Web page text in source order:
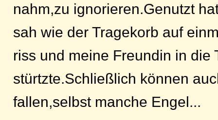
nahm,zu ignorieren.Genutzt
sah wie der Tragekorb auf
riss und meine Freundin in die
stürtzte.Schließlich können
fallen,selbst manche Engel...